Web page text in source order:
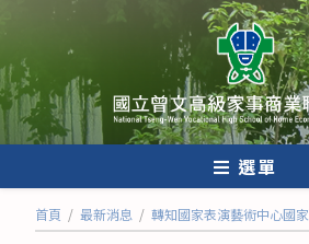
轉
至
主
要
內
選單
首頁 / 最新消息 / 轉知國家表演藝術中心國